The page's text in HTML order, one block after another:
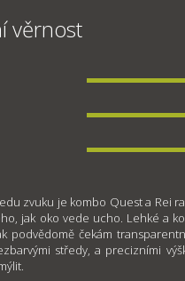
věrnost
zvuku je kombo Quest a Rei
jak oko vede ucho. Lehké a
podvědomě čekám
středy, a precizními